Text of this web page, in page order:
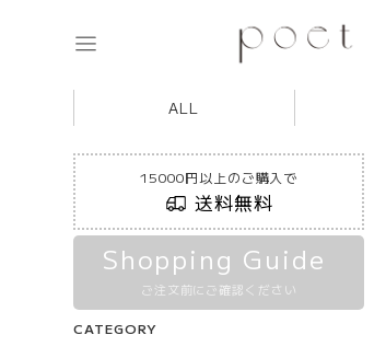
ALL
15000円以上のご購入で
送料無料
Shopping Guide
ご注文前にご確認ください
CATEGORY